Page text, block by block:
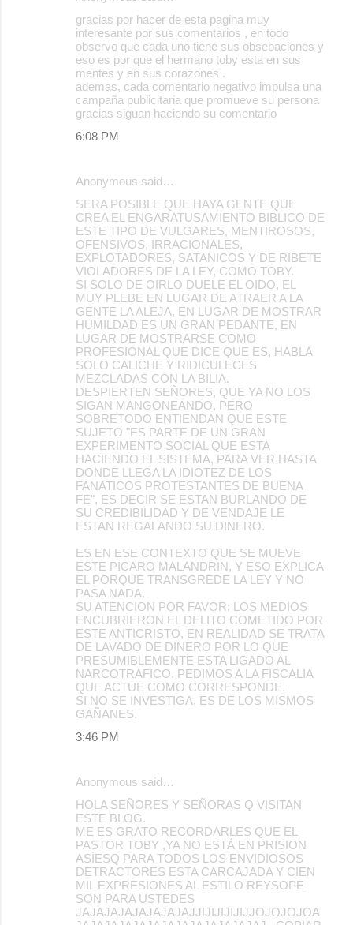
gracias por hacer de esta pagina muy
interesante por sus comentarios , en todo
observo que cada uno tiene sus obsebaciones y
eso es por que el hermano toby esta en sus
mentes y en sus corazones .
ademas, cada comentario negativo impulsa una
campaña publicitaria que promueve su persona
gracias siguan haciendo su comentario
6:08 PM
Anonymous said…
SERA POSIBLE QUE HAYA GENTE QUE
CREA EL ENGARATUSAMIENTO BIBLICO DE
ESTE TIPO DE VULGARES, MENTIROSOS,
OFENSIVOS, IRRACIONALES,
EXPLOTADORES, SATANICOS Y DE RIBETE
VIOLADORES DE LA LEY, COMO TOBY.
SI SOLO DE OIRLO DUELE EL OIDO, EL
MUY PLEBE EN LUGAR DE ATRAER A LA
GENTE LA ALEJA, EN LUGAR DE MOSTRAR
HUMILDAD ES UN GRAN PEDANTE, EN
LUGAR DE MOSTRARSE COMO
PROFESIONAL QUE DICE QUE ES, HABLA
SOLO CALICHE Y RIDICULECES
MEZCLADAS CON LA BILIA.
DESPIERTEN SEÑORES, QUE YA NO LOS
SIGAN MANGONEANDO, PERO
SOBRETODO ENTIENDAN QUE ESTE
SUJETO "ES PARTE DE UN GRAN
EXPERIMENTO SOCIAL QUE ESTA
HACIENDO EL SISTEMA, PARA VER HASTA
DONDE LLEGA LA IDIOTEZ DE LOS
FANATICOS PROTESTANTES DE BUENA
FE", ES DECIR SE ESTAN BURLANDO DE
SU CREDIBILIDAD Y DE VENDAJE LE
ESTAN REGALANDO SU DINERO.
ES EN ESE CONTEXTO QUE SE MUEVE
ESTE PICARO MALANDRIN, Y ESO EXPLICA
EL PORQUE TRANSGREDE LA LEY Y NO
PASA NADA.
SU ATENCION POR FAVOR: LOS MEDIOS
ENCUBRIERON EL DELITO COMETIDO POR
ESTE ANTICRISTO, EN REALIDAD SE TRATA
DE LAVADO DE DINERO POR LO QUE
PRESUMIBLEMENTE ESTA LIGADO AL
NARCOTRAFICO. PEDIMOS A LA FISCALIA
QUE ACTUE COMO CORRESPONDE.
SI NO SE INVESTIGA, ES DE LOS MISMOS
GAÑANES.
3:46 PM
Anonymous said…
HOLA SEÑORES Y SEÑORAS Q VISITAN
ESTE BLOG.
ME ES GRATO RECORDARLES QUE EL
PASTOR TOBY ,YA NO ESTÁ EN PRISION
ASÍESQ PARA TODOS LOS ENVIDIOSOS
DETRACTORES ESTA CARCAJADA Y CIEN
MIL EXPRESIONES AL ESTILO REYSOPE
SON PARA USTEDES
JAJAJAJAJAJAJAJAJJIJIJIJIJIJJOJOJOJOA